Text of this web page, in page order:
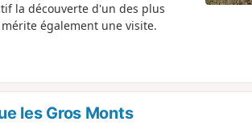
la découverte d'un des plus
également une visite.
les Gros Monts